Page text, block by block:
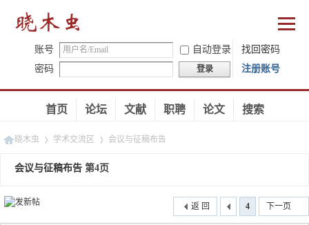
账号 自动登录
找回密码
密码
登录 注册账号
首页 论坛 文献 职聘 论文 搜索
晓木虫
›
学术交流区 会议与征稿布告
会议与征稿布告 第4页
4 下一页
返 回